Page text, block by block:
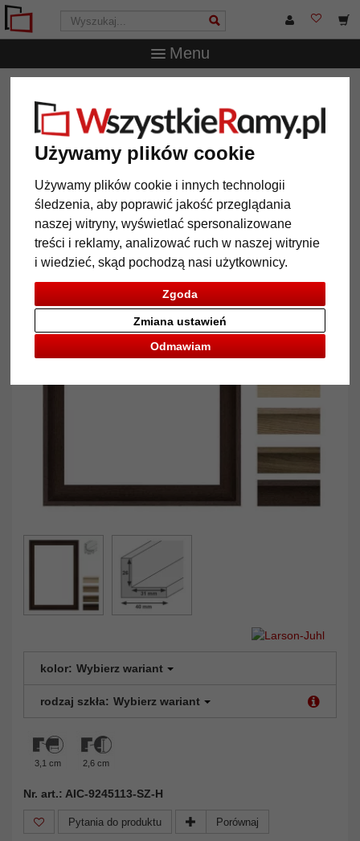
Używamy plików cookie
Używamy plików cookie i innych technologii
śledzenia, aby poprawić jakość przeglądania
naszej witryny, wyświetlać spersonalizowane
treści i reklamy, analizować ruch w naszej witrynie
i wiedzieć, skąd pochodzą nasi użytkownicy.
Zgoda
Odmawiam
Zmiana ustawień
Menu
profilowana
Rama american box TOUCHWOOD 40 na
Rama american box
TOUCHWOOD 40 na wymiar
kolor: Wybierz wariant
rodzaj szkła: Wybierz wariant
3,1 cm 2,6 cm
Nr. art.: AIC-9245113-SZ-H
Pytania do produktu Porównaj